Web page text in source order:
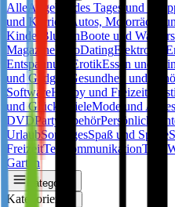
Alle Angebot des Tages und
und Karriere
Autos, Motorräder
Kinder
BlumenBoote und
MagazineBüroDatingElektronik
Entspannung
ErotikEssen und
und Gadgets
Gesundheit und
SoftwareHobby und Freizeit
und GlücksspieleMode und
DVDPartyzubehörPersönliche
UrlaubSonstigesSpaß und Spiele
FreizeitTelekommunikationTiere
Garten
Kategorien
Kategorien